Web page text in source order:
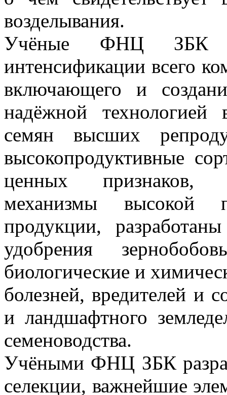
возделывания.
Учёные ФНЦ ЗБК
интенсификации всего
включающего и
надёжной технологией
семян высших
высокопродуктивные
ценных признаков,
механизмы высокой
продукции,
удобрения
биологические и
болезней, вредителей и
и ландшафтного
семеноводства.
Учёными ФНЦ ЗБК
селекции, важнейшие